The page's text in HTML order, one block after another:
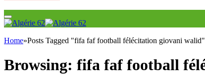
Home»Posts Tagged "fifa faf football félécitation giovani walid"
Browsing: fifa faf football